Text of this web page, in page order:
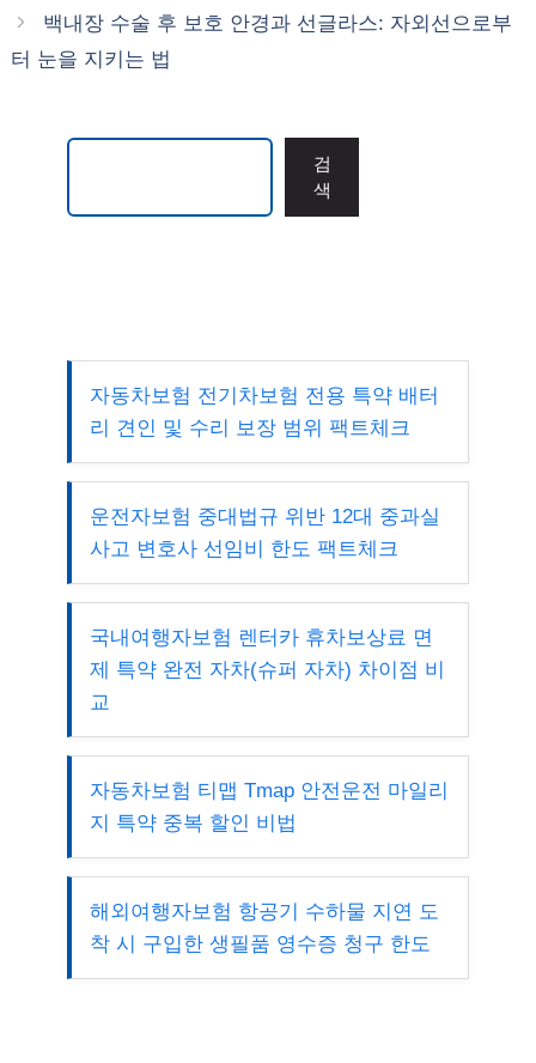
백내장 수술 후 보호 안경과 선글라스: 자외선으로부
터 눈을 지키는 법
검
색
자동차보험 전기차보험 전용 특약 배터
리 견인 및 수리 보장 범위 팩트체크
운전자보험 중대법규 위반 12대 중과실
사고 변호사 선임비 한도 팩트체크
국내여행자보험 렌터카 휴차보상료 면
제 특약 완전 자차(슈퍼 자차) 차이점 비
교
자동차보험 티맵 Tmap 안전운전 마일리
지 특약 중복 할인 비법
해외여행자보험 항공기 수하물 지연 도
착 시 구입한 생필품 영수증 청구 한도